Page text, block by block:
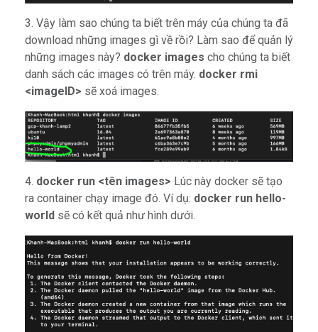
3. Vậy làm sao chúng ta biết trên máy của chúng ta đã
download những images gì về rồi? Làm sao để quản lý
những images này? docker images cho chúng ta biết
danh sách các images có trên máy. docker rmi
<imageID> sẽ xoá images.
4. docker run <tên images> Lúc này docker sẽ tạo
ra container chạy image đó. Ví dụ: docker run hello-
world sẽ có kết quả như hình dưới.